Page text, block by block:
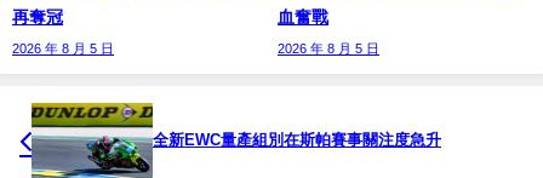
再奪冠
2026 年 8 月 5 日
血奮戰
2026 年 8 月 5 日
全新EWC量產組別在斯帕賽事關注度急升